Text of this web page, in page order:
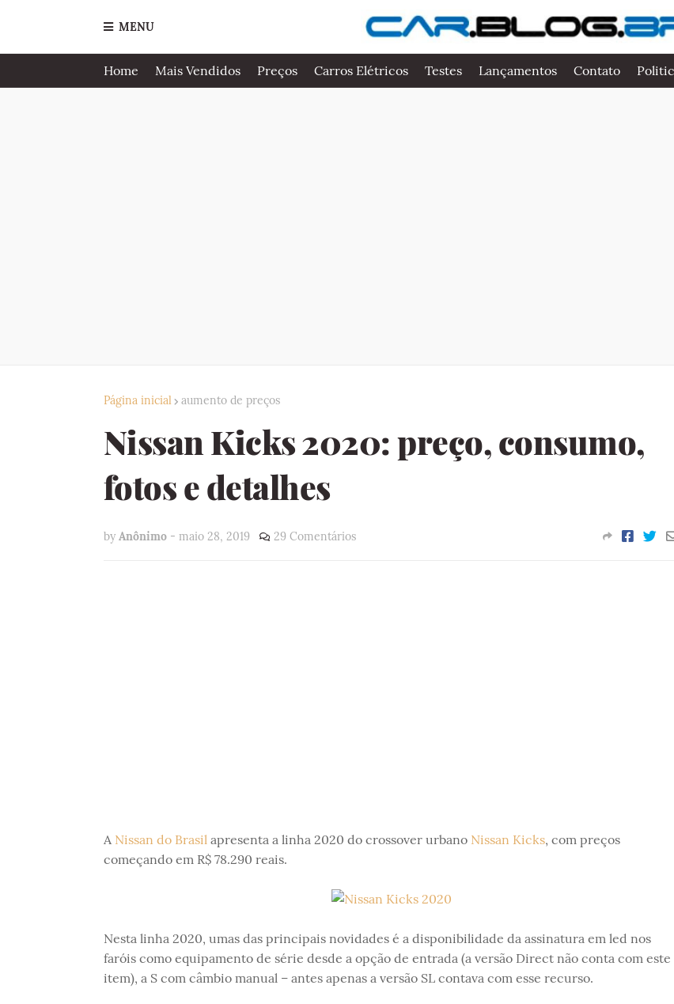
MENU
Home Mais Vendidos Preços Carros Elétricos Testes Lançamentos Contato
Página inicial aumento de preços
Nissan Kicks 2020: preço, consumo,
fotos e detalhes
by Anônimo - maio 28, 2019 29 Comentários
A Nissan do Brasilapresenta a linha 2020 do crossover urbano Nissan Kicks, com preços
começando em R$ 78.290 reais.
Nesta linha 2020, umas das principais novidades é a disponibilidade da assinatura em led nos
faróis como equipamento de série desde a opção de entrada (a versão Direct não conta com este
item), a S com câmbio manual – antes apenas a versão SL contava com esse recurso.